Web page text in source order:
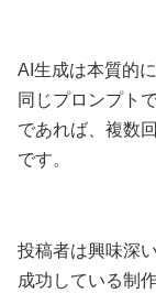
AI生成は本質的
同じプロンプト
であれば、複数
です。
投稿者は興味深
成功している制